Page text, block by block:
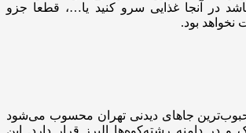
در آنجا غذایی سرو کنید یا…، قطعا جزو
نخواهد بود.
جاهای دیدنی تهران محسوب می‌شود
در دامنه رشته‌کوه‌ها البرز قرار دارد. این